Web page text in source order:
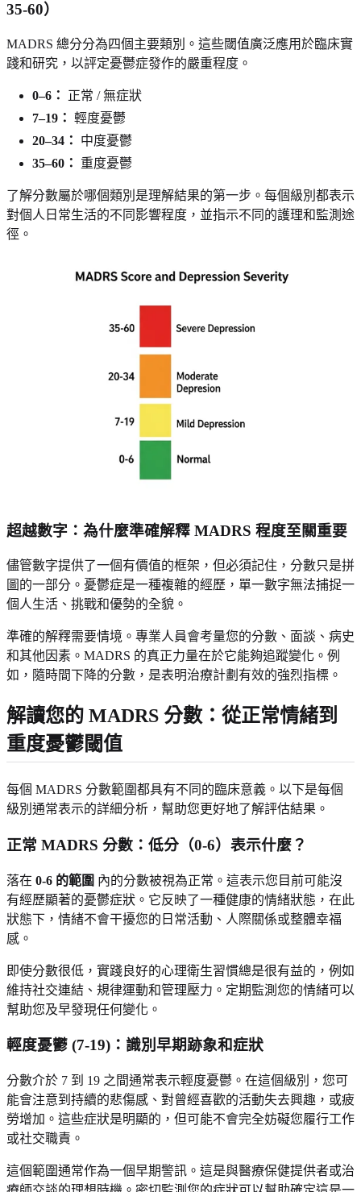
35-60）
MADRS 總分分為四個主要類別。這些閾值廣泛應用於臨床實
踐和研究，以評定憂鬱症發作的嚴重程度。
0–6：
正常 / 無症狀
7–19： 輕度憂鬱
20–34：
中度憂鬱
35–60：
重度憂鬱
了解分數屬於哪個類別是理解結果的第一步。每個級別都表示
對個人日常生活的不同影響程度，並指示不同的護理和監測途
徑。
超越數字：為什麼準確解釋 MADRS 程度至關重要
儘管數字提供了一個有價值的框架，但必須記住，分數只是拼
圖的一部分。憂鬱症是一種複雜的經歷，單一數字無法捕捉一
個人生活、挑戰和優勢的全貌。
準確的解釋需要情境。專業人員會考量您的分數、面談、病史
和其他因素。MADRS 的真正力量在於它能夠追蹤變化。例
如，隨時間下降的分數，是表明治療計劃有效的強烈指標。
解讀您的 MADRS 分數：從正常情緒到
重度憂鬱閾值
每個 MADRS 分數範圍都具有不同的臨床意義。以下是每個
級別通常表示的詳細分析，幫助您更好地了解評估結果。
正常 MADRS 分數：低分（0-6）表示什麼？
落在 0-6 的範圍 內的分數被視為正常。這表示您目前可能沒
有經歷顯著的憂鬱症狀。它反映了一種健康的情緒狀態，在此
狀態下，情緒不會干擾您的日常活動、人際關係或整體幸福
感。
即使分數很低，實踐良好的心理衛生習慣總是很有益的，例如
維持社交連結、規律運動和管理壓力。定期監測您的情緒可以
幫助您及早發現任何變化。
輕度憂鬱 (7-19)：識別早期跡象和症狀
分數介於 7 到 19 之間通常表示輕度憂鬱。在這個級別，您可
能會注意到持續的悲傷感、對曾經喜歡的活動失去興趣，或疲
勞增加。這些症狀是明顯的，但可能不會完全妨礙您履行工作
或社交職責。
這個範圍通常作為一個早期警訊。這是與醫療保健提供者或治